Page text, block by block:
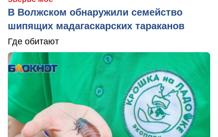
В Волжском обнаружили семейство
шипящих мадагаскарских тараканов
Где обитают